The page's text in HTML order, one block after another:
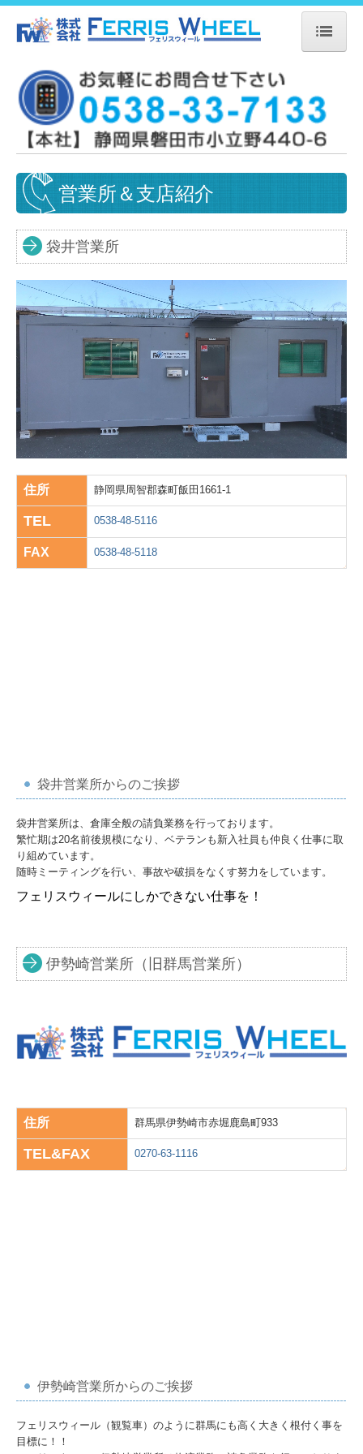
トップページ
会社案内
業務のご相談の流れ
物流業務案内
営業所＆支店紹介
求人募集（本社地場）
求人募集（伊勢崎営業所）
運送目標
リフト作業と地場配送の一日
個人情報保護方針
社内イベント（群馬）
営業所＆支店紹介
袋井営業所
住所 静岡県周智郡森町飯田1661-1
TEL 0538-48-5116
FAX 0538-48-5118
袋井営業所からのご挨拶
袋井営業所は、倉庫全般の請負業務を行っております。
繁忙期は20名前後規模になり、ベテランも新入社員も仲良く仕事に取
り組めています。
随時ミーティングを行い、事故や破損をなくす努力をしています。
フェリスウィールにしかできない仕事を！
伊勢崎営業所（旧群馬営業所）
住所 群馬県伊勢崎市赤堀鹿島町933
TEL&FAX 0270-63-1116
伊勢崎営業所からのご挨拶
フェリスウィール（観覧車）のように群馬にも高く大きく根付く事を
目標に！！